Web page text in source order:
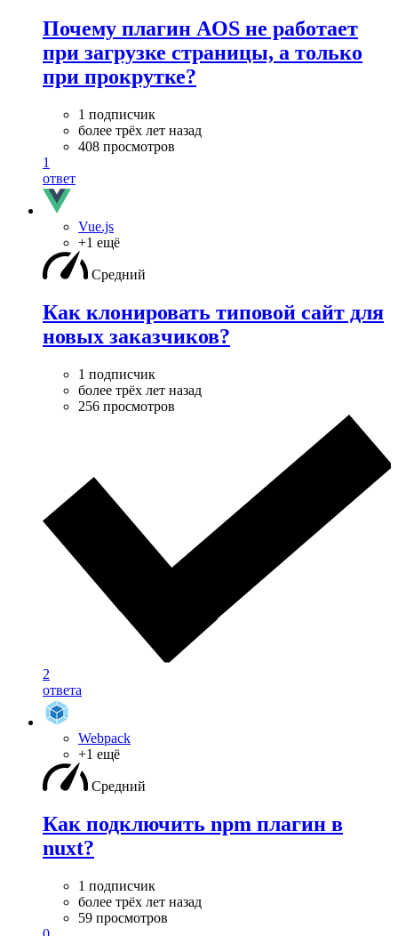
Почему плагин AOS не работает
при загрузке страницы, а только
при прокрутке?
1 подписчик
более трёх лет назад
408 просмотров
1
ответ
Vue.js
+1 ещё
Средний
Как клонировать типовой сайт для
новых заказчиков?
1 подписчик
более трёх лет назад
256 просмотров
2
ответа
Webpack
+1 ещё
Средний
Как подключить npm плагин в
nuxt?
1 подписчик
более трёх лет назад
59 просмотров